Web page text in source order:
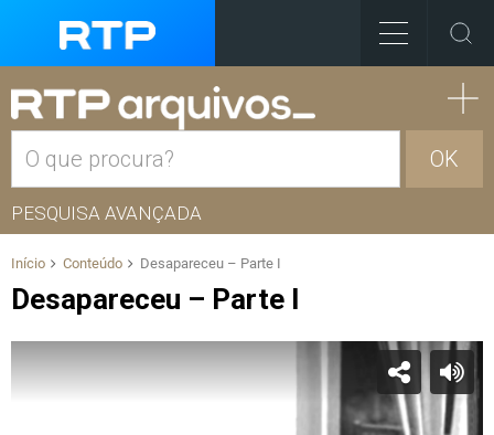
OK
PESQUISA AVANÇADA
Início Conteúdo Desapareceu – Parte I
Desapareceu – Parte I